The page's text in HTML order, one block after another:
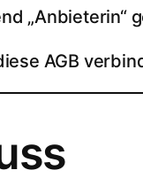
„Anbieterin“
AGB